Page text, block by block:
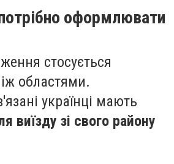
оформлювати
стосується
областями.
українці мають
виїзду зі свого району